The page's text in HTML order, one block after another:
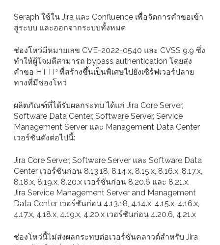
Seraph ใช้ใน Jira และ Confluence เพื่อจัดการคำขอเข้า
สู่ระบบ และออกจากระบบทั้งหมด
ช่องโหว่มีหมายเลข CVE-2022-0540 และ CVSS 9.9 ซึ่ง
ทำให้ผู้โจมตีสามารถ bypass authentication โดยส่ง
คำขอ HTTP ที่สร้างขึ้นเป็นพิเศษไปยังเซิร์ฟเวอร์ปลาย
ทางที่มีช่องโหว่
ผลิตภัณฑ์ที่ได้รับผลกระทบ ได้แก่ Jira Core Server,
Software Data Center, Software Server, Service
Management Server และ Management Data Center
เวอร์ชันดังต่อไปนี้:
Jira Core Server, Software Server และ Software Data
Center เวอร์ชันก่อน 8.13.18, 8.14.x, 8.15.x, 8.16.x, 8.17.x,
8.18.x, 8.19.x, 8.20.x เวอร์ชันก่อน 8.20.6 และ 8.21.x.
Jira Service Management Server and Management
Data Center เวอร์ชันก่อน 4.13.18, 4.14.x, 4.15.x, 4.16.x,
4.17.x, 4.18.x, 4.19.x, 4.20.x เวอร์ชันก่อน 4.20.6, 4.21.x
ช่องโหว่นี้ไม่ส่งผลกระทบต่อเวอร์ชันคลาวด์สำหรับ Jira